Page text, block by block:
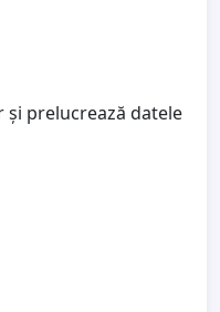
prelucrează datele